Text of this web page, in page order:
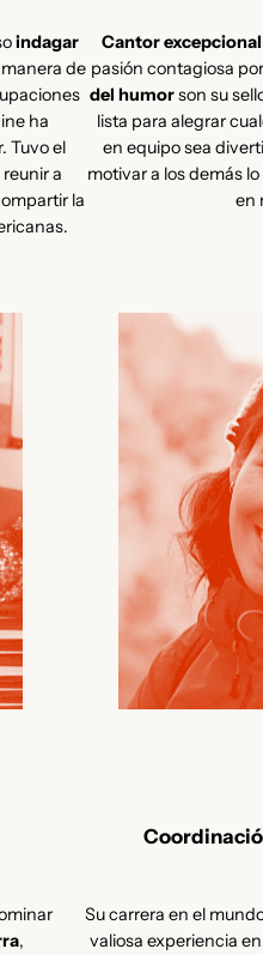
indagar
de
ha
Tuvo el
a
la
Cantor excepcional
pasión contagiosa
del humorson su
lista para alegrar
en equipo sea
motivar a los demás
en
,
Su carrera en el
valiosa experiencia